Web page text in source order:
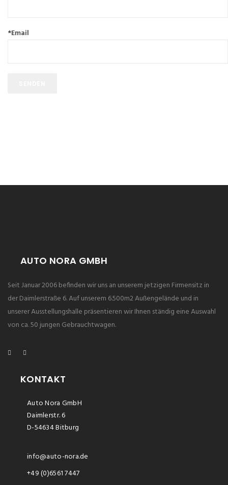
*Email
AUTO NORA GMBH
Seit Januar 2006 befinden wir uns an unserem jetzigen Firmensitz in
der Daimlerstraße 6. Auf unserem 6.500m2 Außengelände und in
unserer Ausstellungshalle präsentieren wir Ihnen ständig eine Auswahl
von ca. 50 jungen Gebrauchtwagen.
KONTAKT
Auto Nora GmbH
Daimlerstr. 6
D-54634 Bitburg
info@auto-nora.de
+49 (0)6561 7447